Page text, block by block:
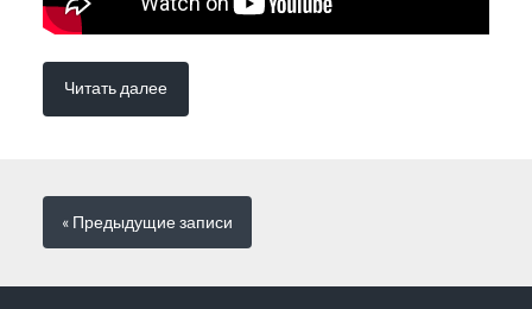
Читать далее
« Предыдущиезаписи